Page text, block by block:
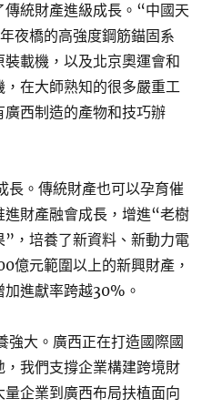
統財產進級成長。“中國天
夜橋的高強度鋼筋錨固系
載機，以及北京奧運會和
在大師熟知的很多嚴重工
西制造的產物和技巧辦
長。傳統財產也可以孕育催
財產融會成長，增進“老樹
，培養了新資料、新動力電
億元範圍以上的新興財產，
進獻率跨越30%。
強大。廣西正在打造國際國
我們支撐企業構建跨境財
企業到廣西布局扶植面向